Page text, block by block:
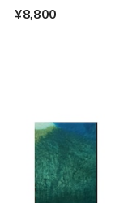
¥8,800